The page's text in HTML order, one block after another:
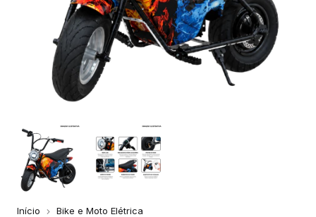
Início Bike e Moto Elétrica